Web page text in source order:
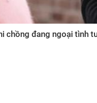
chồng đang ngoại tình